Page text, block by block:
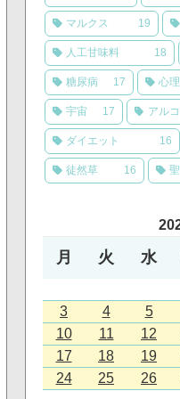
マルクス 19
人工甘味料 18
糖尿病 17 心
宇宙 17 アル
ダイエット 16
徒然草 16
月 火 水
3
4 5
10
11 12
17
18 19
24
25 26